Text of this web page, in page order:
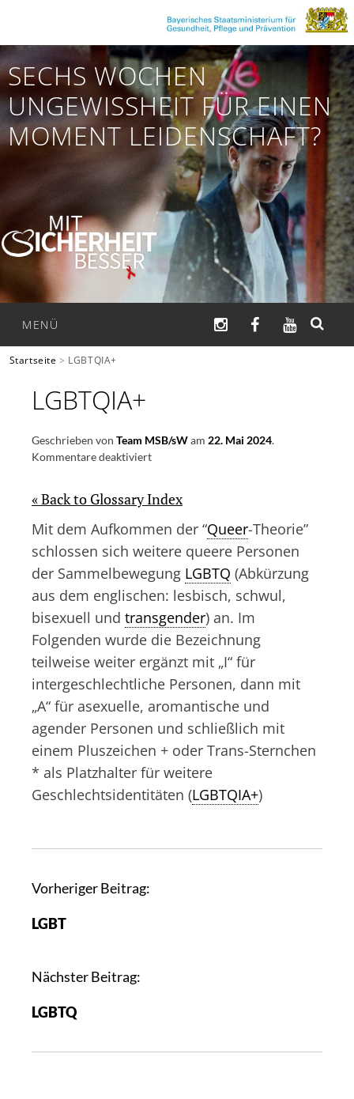
springen
SECHS WOCHEN
UNGEWISSHEIT FÜR EINEN
MOMENT LEIDENSCHAFT?
MENÜ INSTAGRAMFACEBOOK
Startseite > LGBTQIA+
LGBTQIA+
Geschrieben von Team MSB/sWam 22. Mai 2024.
Kommentare deaktiviertfür
« Back to Glossary Index
Mit dem Aufkommen der “Queer-Theorie”
schlossen sich weitere queere Personen
der Sammelbewegung LGBTQ (Abkürzung
aus dem englischen: lesbisch, schwul,
bisexuell und transgender) an. Im
Folgenden wurde die Bezeichnung
teilweise weiter ergänzt mit „I“ für
intergeschlechtliche Personen, dann mit
„A“ für asexuelle, aromantische und
agender Personen und schließlich mit
einem Pluszeichen + oder Trans-Sternchen
* als Platzhalter für weitere
Geschlechtsidentitäten (LGBTQIA+)
B
i
r
g
n
Vorheriger Beitrag:
LGBT
Nächster Beitrag:
LGBTQ